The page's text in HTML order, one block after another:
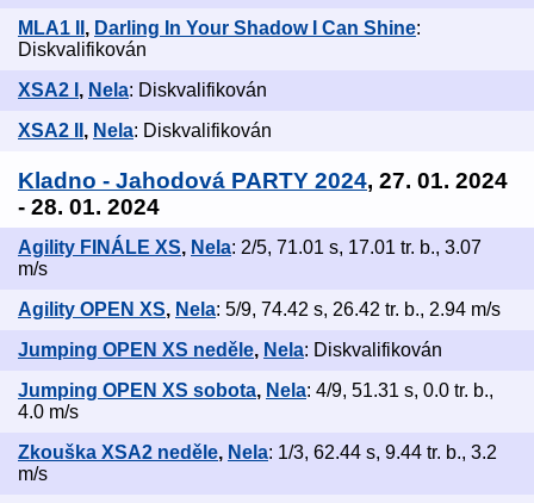
MLA1 II , Darling In Your Shadow I Can Shine:
Diskvalifikován
XSA2 I , Nela: Diskvalifikován
XSA2 II , Nela: Diskvalifikován
Kladno - Jahodová PARTY 2024, 27. 01. 2024
- 28. 01. 2024
Agility FINÁLE XS, Nela: 2/5, 71.01 s, 17.01 tr. b., 3.07
m/s
Agility OPEN XS, Nela: 5/9, 74.42 s, 26.42 tr. b., 2.94 m/s
Jumping OPEN XS neděle, Nela: Diskvalifikován
Jumping OPEN XS sobota, Nela: 4/9, 51.31 s, 0.0 tr. b.,
4.0 m/s
Zkouška XSA2 neděle, Nela: 1/3, 62.44 s, 9.44 tr. b., 3.2
m/s